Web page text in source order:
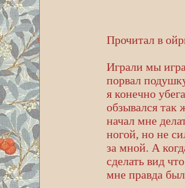
Прочитал в
Играли мы
порвал
я конечно
обзывался так
начал мне
ногой, но не
за мной. А
сделать вид
мне правда